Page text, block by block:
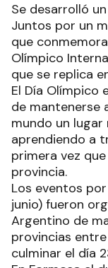
Se desarrolló
Juntos por un
que
Olímpico
que se replica
El Día Olímpico
de mantenerse
mundo un
aprendiendo a
primera vez
provincia.
Los eventos
junio) fueron
Argentino de
provincias
culminar el día